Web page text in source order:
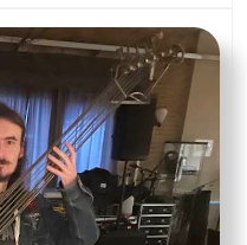
met
Dries
Quetin